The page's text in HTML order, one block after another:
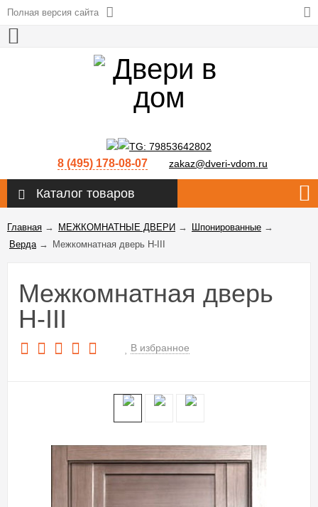
Полная версия сайта
8 (495) 178-08-07 zakaz@dveri-vdom.ru
Каталог товаров
Главная → МЕЖКОМНАТНЫЕ ДВЕРИ → Шпонированные →
Верда→ Межкомнатная дверь H-III
Межкомнатная дверь
H-III
В избранное